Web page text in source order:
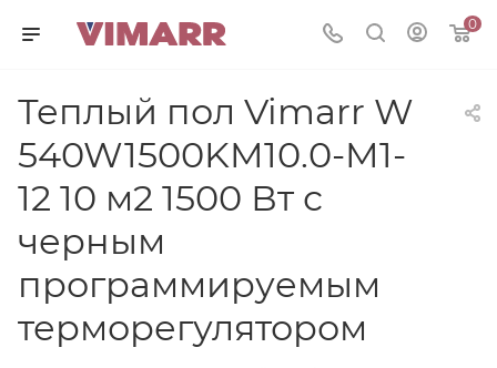
0
Теплый пол Vimarr W
540W1500KM10.0-M1-
12 10 м2 1500 Вт с
черным
программируемым
терморегулятором